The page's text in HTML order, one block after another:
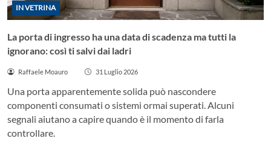
IN VETRINA
La porta di ingresso ha una data di scadenza ma tutti la
ignorano: così ti salvi dai ladri
Raffaele Moauro 31 Luglio 2026
Una porta apparentemente solida può nascondere
componenti consumati o sistemi ormai superati. Alcuni
segnali aiutano a capire quando è il momento di farla
controllare.